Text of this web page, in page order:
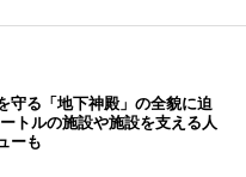
守る「地下神殿」の全貌に迫
トルの施設や施設を支える人
ーも